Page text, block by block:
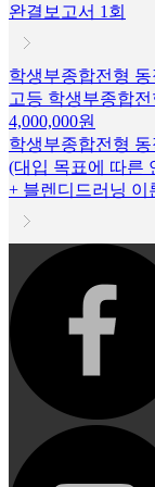
완결보고서 1회
학생부종합전형
고등 학생부종합
4,000,000원
학생부종합전형 동
(대입 목표에 따른
+ 블렌디드러닝 이